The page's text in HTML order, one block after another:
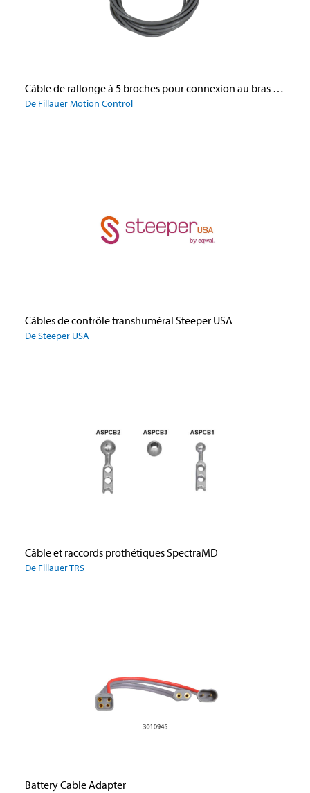
Câble de rallonge à 5 broches pour connexion au bras Utah
De Fillauer Motion Control
Câbles de contrôle transhuméral Steeper USA
De Steeper USA
Câble et raccords prothétiques SpectraMD
De Fillauer TRS
Battery Cable Adapter